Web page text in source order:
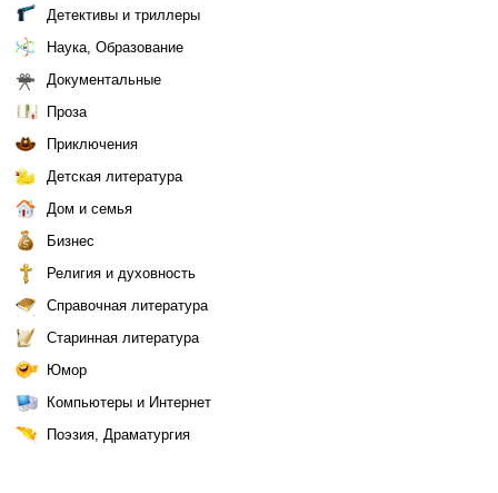
Детективы и триллеры
Наука, Образование
Документальные
Проза
Приключения
Детская литература
Дом и семья
Бизнес
Религия и духовность
Справочная литература
Старинная литература
Юмор
Компьютеры и Интернет
Поэзия, Драматургия